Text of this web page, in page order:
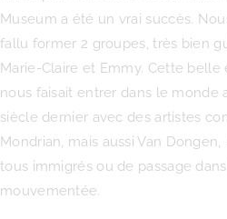
Museum a été un vrai succès.
fallu former 2 groupes, très bien
Marie-Claire et Emmy. Cette
nous faisait entrer dans le monde
siècle dernier avec des artistes
Mondrian, mais aussi Van
tous immigrés ou de passage
mouvementée.